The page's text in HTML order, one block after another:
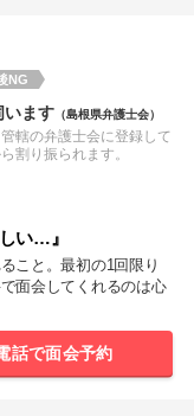
NG
います（島根県弁護士会）
轄の弁護士会に登録して
割り振られます。
い…』
こと。最初の1回限り
面会してくれるのは心
話で面会予約